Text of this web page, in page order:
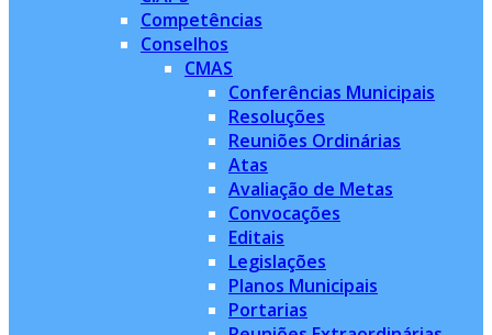
Competências
Conselhos
CMAS
Conferências Municipais
Resoluções
Reuniões Ordinárias
Atas
Avaliação de Metas
Convocações
Editais
Legislações
Planos Municipais
Portarias